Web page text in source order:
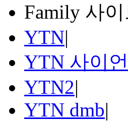
Family 사
YTN|
YTN 사이
YTN2|
YTN dmb|